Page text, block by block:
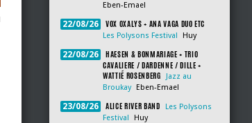
Eben-Emael
22/08/26 VOX OXALYS + ANA VAGA DUO ETC
Les Polysons Festival Huy
22/08/26
HAESEN & BONMARIAGE + TRIO
CAVALIERE / DARDENNE / DILLE +
WATTIÉ ROSENBERG
Jazz au
Broukay
Eben-Emael
23/08/26 ALICE RIVER BAND
Les Polysons
Festival
Huy